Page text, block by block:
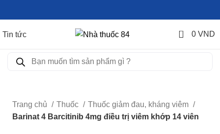
Tin tức 0 0 VND
Trang chủ Thuốc
Thuốc giảm đau, kháng viêm
Barinat 4 Barcitinib 4mg điều trị viêm khớp 14 viên